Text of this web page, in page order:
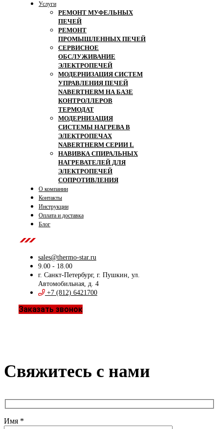
Услуги
РЕМОНТ МУФЕЛЬНЫХ
ПЕЧЕЙ
РЕМОНТ
ПРОМЫШЛЕННЫХ ПЕЧЕЙ
СЕРВИСНОЕ
ОБСЛУЖИВАНИЕ
ЭЛЕКТРОПЕЧЕЙ
МОДЕРНИЗАЦИЯ СИСТЕМ
УПРАВЛЕНИЯ ПЕЧЕЙ
NABERTHERM НА БАЗЕ
КОНТРОЛЛЕРОВ
ТЕРМОДАТ
МОДЕРНИЗАЦИЯ
СИСТЕМЫ НАГРЕВА В
ЭЛЕКТРОПЕЧАХ
NABERTHERM СЕРИИ L
НАВИВКА СПИРАЛЬНЫХ
НАГРЕВАТЕЛЕЙ ДЛЯ
ЭЛЕКТРОПЕЧЕЙ
СОПРОТИВЛЕНИЯ
О компании
Контакты
Инструкции
Оплата и доставка
Блог
sales@thermo-star.ru
9.00 - 18.00
г. Санкт-Петербург, г. Пушкин, ул.
Автомобильная, д. 4
+7 (812) 6421700
Заказать звонок
Свяжитесь с нами
Имя *